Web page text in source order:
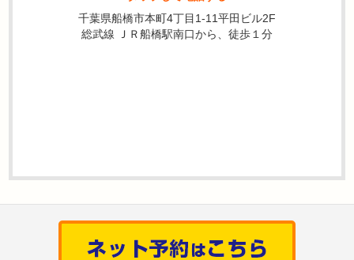
千葉県船橋市本町4丁目1-11平田ビル2F
総武線 ＪＲ船橋駅南口から、徒歩１分